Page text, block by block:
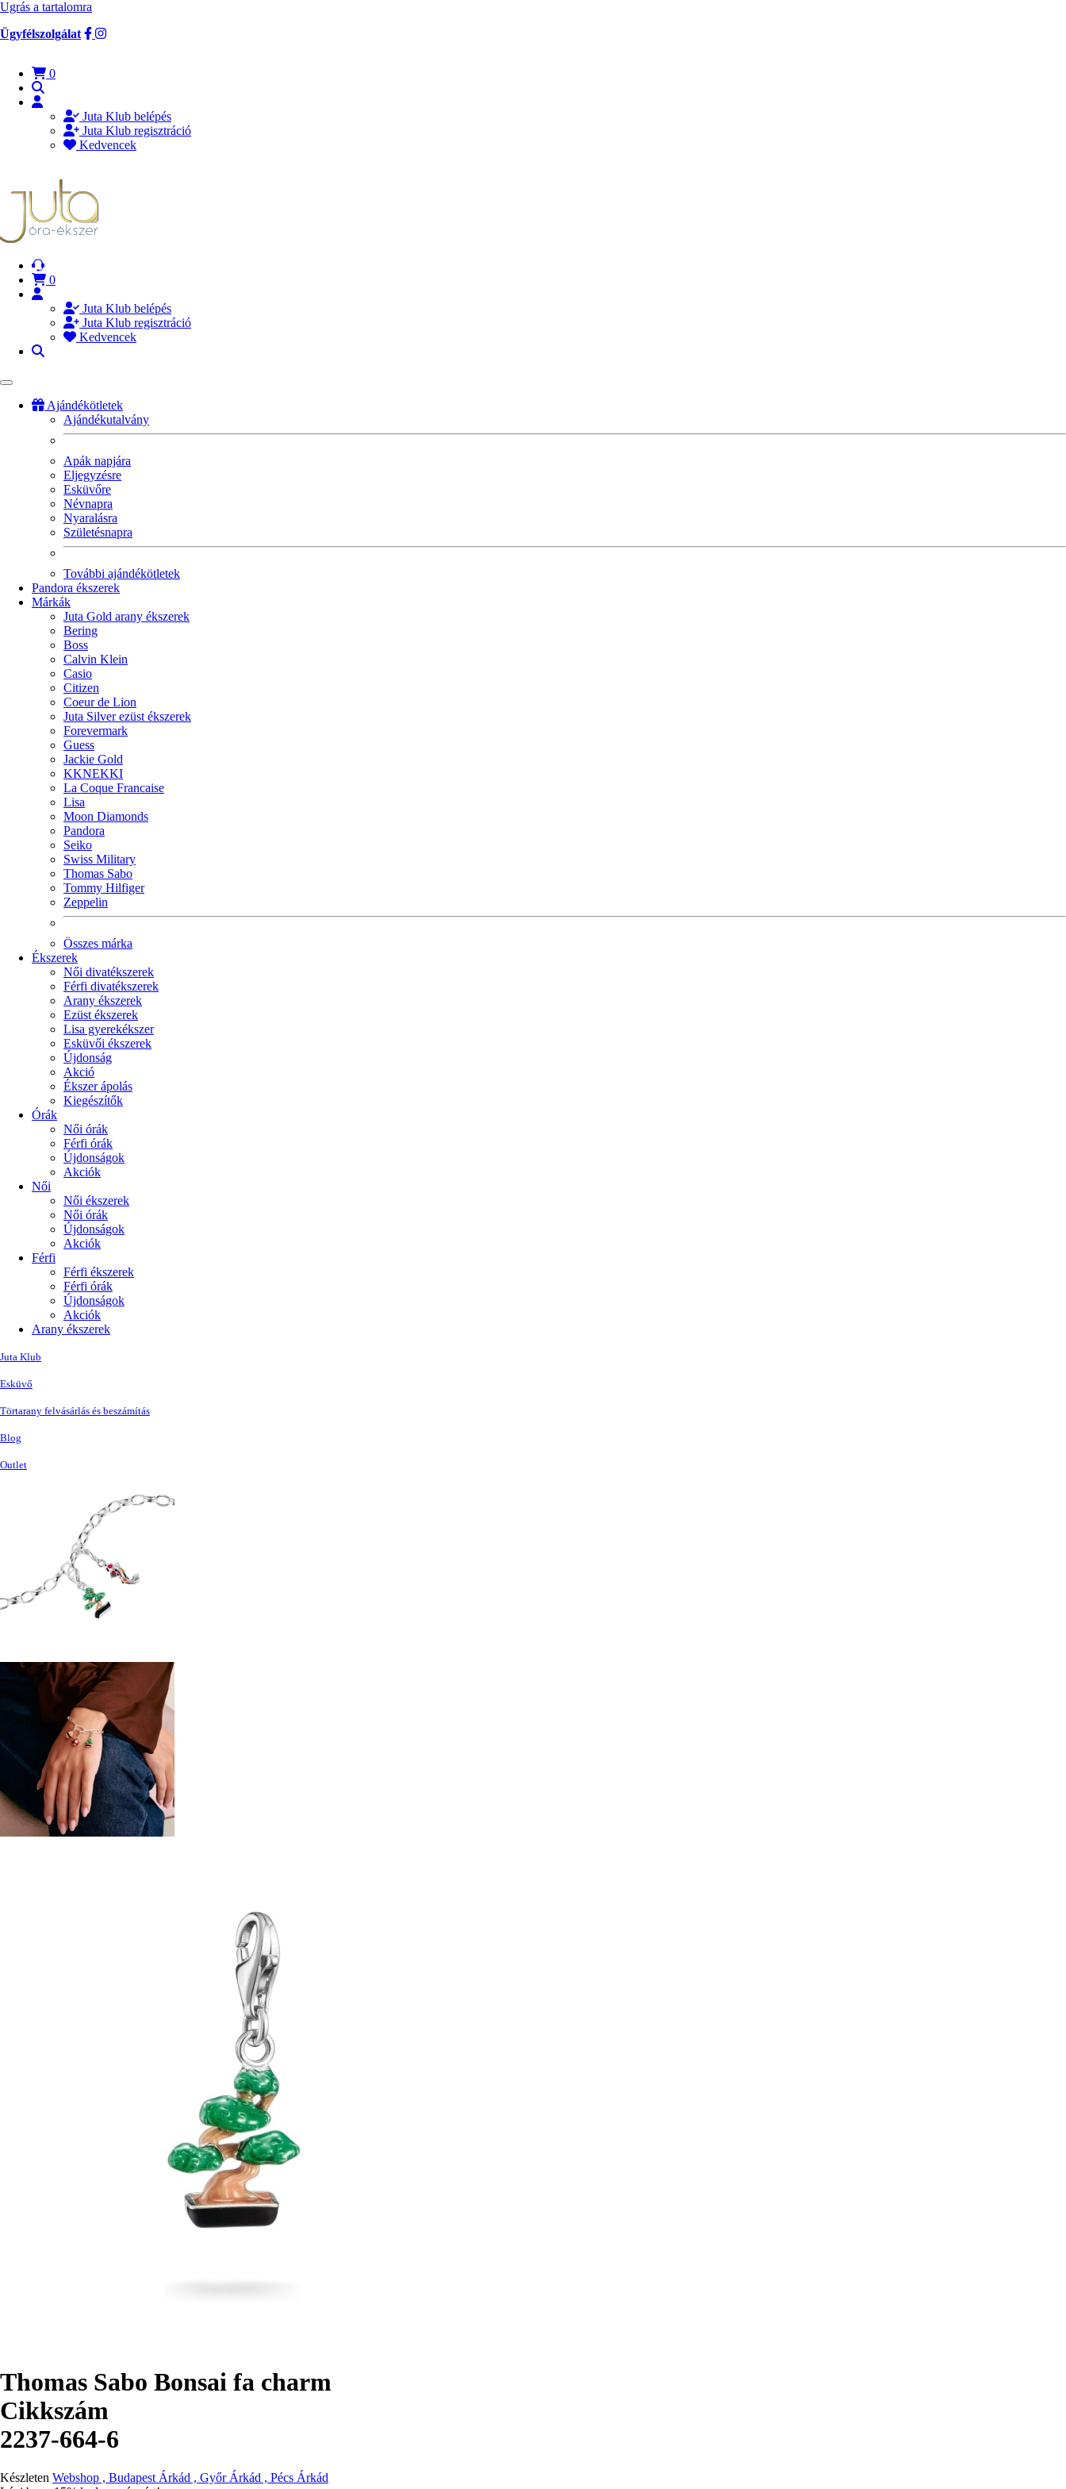
Ugrás a tartalomra
Ügyfélszolgálat
0
Juta Klub belépés
Juta Klub regisztráció
Kedvencek
0
Juta Klub belépés
Juta Klub regisztráció
Kedvencek
Ajándékötletek
Ajándékutalvány
Apák napjára
Eljegyzésre
Esküvőre
Névnapra
Nyaralásra
Születésnapra
További ajándékötletek
Pandora ékszerek
Márkák
Juta Gold arany ékszerek
Bering
Boss
Calvin Klein
Casio
Citizen
Coeur de Lion
Juta Silver ezüst ékszerek
Forevermark
Guess
Jackie Gold
KKNEKKI
La Coque Francaise
Lisa
Moon Diamonds
Pandora
Seiko
Swiss Military
Thomas Sabo
Tommy Hilfiger
Zeppelin
Összes márka
Ékszerek
Női divatékszerek
Férfi divatékszerek
Arany ékszerek
Ezüst ékszerek
Lisa gyerekékszer
Esküvői ékszerek
Újdonság
Akció
Ékszer ápolás
Kiegészítők
Órák
Női órák
Férfi órák
Újdonságok
Akciók
Női
Női ékszerek
Női órák
Újdonságok
Akciók
Férfi
Férfi ékszerek
Férfi órák
Újdonságok
Akciók
Arany ékszerek
Juta Klub
Esküvő
Törtarany felvásárlás és beszámítás
Blog
Outlet
Thomas Sabo Bonsai fa charm
Cikkszám
2237-664-6
Készleten Webshop , Budapest Árkád , Győr Árkád , Pécs Árkád